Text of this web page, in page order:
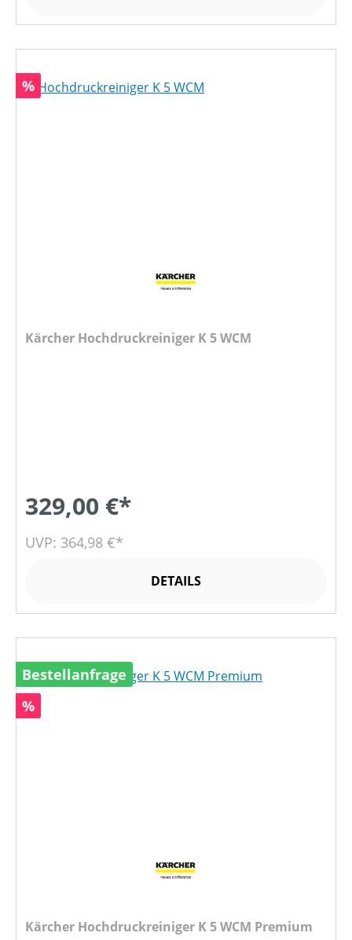
Rabatt
%
Kärcher Hochdruckreiniger K 5 WCM
329,00 €*
UVP: 364,98 €*
DETAILS
Bestellanfrage
Rabatt
%
Kärcher Hochdruckreiniger K 5 WCM Premium